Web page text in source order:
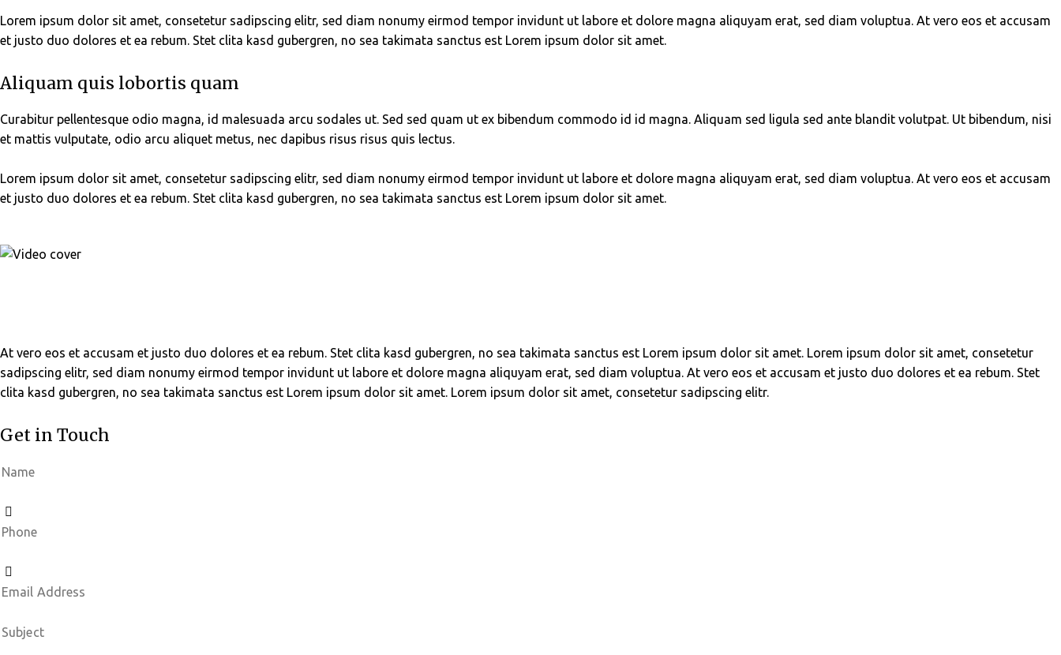
Lorem ipsum dolor sit amet, consetetur sadipscing elitr, sed diam nonumy eirmod tempor invidunt ut labore et dolore magna aliquyam erat, sed diam voluptua. At vero eos et accusam
et justo duo dolores et ea rebum. Stet clita kasd gubergren, no sea takimata sanctus est Lorem ipsum dolor sit amet.
Aliquam quis lobortis quam
Curabitur pellentesque odio magna, id malesuada arcu sodales ut. Sed sed quam ut ex bibendum commodo id id magna. Aliquam sed ligula sed ante blandit volutpat. Ut bibendum, nisi
et mattis vulputate, odio arcu aliquet metus, nec dapibus risus risus quis lectus.
Lorem ipsum dolor sit amet, consetetur sadipscing elitr, sed diam nonumy eirmod tempor invidunt ut labore et dolore magna aliquyam erat, sed diam voluptua. At vero eos et accusam
et justo duo dolores et ea rebum. Stet clita kasd gubergren, no sea takimata sanctus est Lorem ipsum dolor sit amet.
At vero eos et accusam et justo duo dolores et ea rebum. Stet clita kasd gubergren, no sea takimata sanctus est Lorem ipsum dolor sit amet. Lorem ipsum dolor sit amet, consetetur
sadipscing elitr, sed diam nonumy eirmod tempor invidunt ut labore et dolore magna aliquyam erat, sed diam voluptua. At vero eos et accusam et justo duo dolores et ea rebum. Stet
clita kasd gubergren, no sea takimata sanctus est Lorem ipsum dolor sit amet. Lorem ipsum dolor sit amet, consetetur sadipscing elitr.
Get in Touch